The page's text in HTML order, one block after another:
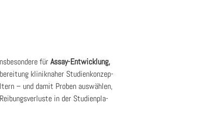
fürAssay-Ent­wick­lung,
kli­nik­na­her Stu­di­en­kon­zep­
– und damit Pro­ben aus­wäh­len,
in der Stu­di­en­pla­